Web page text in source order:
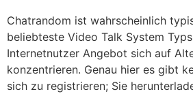
Chatrandom ist wahrscheinlich
beliebteste Video Talk System
Internetnutzer Angebot sich auf
konzentrieren. Genau hier es gibt
sich zu registrieren; Sie